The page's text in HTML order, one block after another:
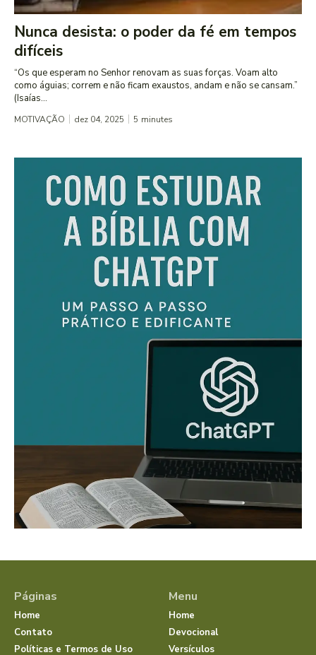
Nunca desista: o poder da fé em tempos
difíceis
“Os que esperam no Senhor renovam as suas forças. Voam alto
como águias; correm e não ficam exaustos, andam e não se cansam.”
(Isaías...
MOTIVAÇÃO dez 04, 2025 5 minutes
Páginas
Home
Contato
Políticas e Termos de Uso
Menu
Home
Devocional
Versículos